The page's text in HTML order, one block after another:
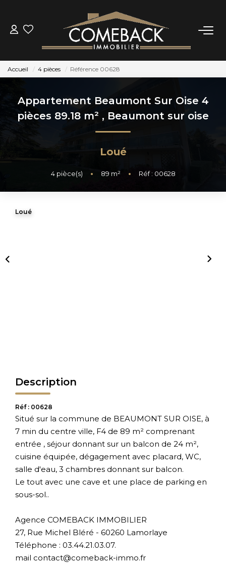
ACHETER
LOUER
ESTIMER
BIENS VENDUS
Accueil 4 pièces Référence 00628
Appartement Beaumont Sur Oise 4
pièces 89.18 m² , Beaumont sur oise
Loué
4pièce(s) • 89 m² • Réf : 00628
Loué
Description
Réf : 00628
Situé sur la commune de BEAUMONT SUR OISE, à
7 min du centre ville, F4 de 89 m² comprenant
entrée , séjour donnant sur un balcon de 24 m²,
cuisine équipée, dégagement avec placard, WC,
salle d'eau, 3 chambres donnant sur balcon.
Le tout avec une cave et une place de parking en
sous-sol..
Agence COMEBACK IMMOBILIER
27, Rue Michel Bléré - 60260 Lamorlaye
Téléphone : 03.44.21.03.07.
mail contact@comeback-immo.fr